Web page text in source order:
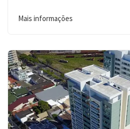
Mais informações